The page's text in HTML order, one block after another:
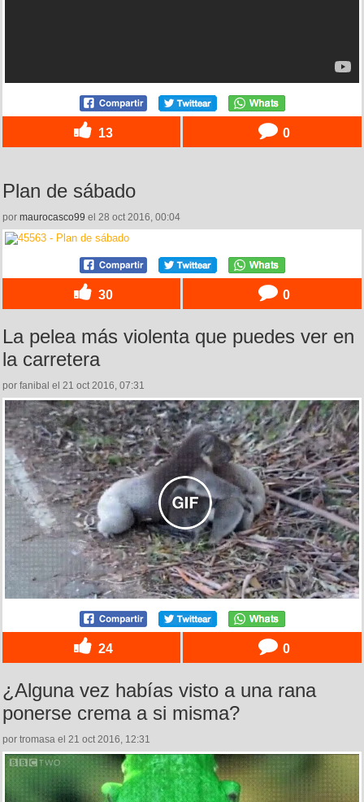
13 0
Plan de sábado
por maurocasco99 el 28 oct 2016, 00:04
30 0
La pelea más violenta que puedes ver en
la carretera
por fanibal el 21 oct 2016, 07:31
24 0
¿Alguna vez habías visto a una rana
ponerse crema a si misma?
por tromasa el 21 oct 2016, 12:31